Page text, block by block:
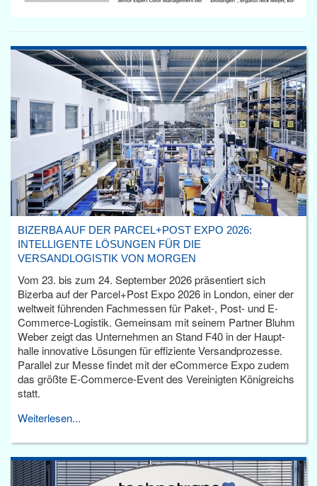
BIZERBA AUF DER PARCEL+POST EXPO 2026:
INTELLIGENTE LÖSUNGEN FÜR DIE
VERSANDLOGISTIK VON MORGEN
Vom 23. bis zum 24. September 2026 präsentiert sich
Bizerba auf der Parcel+Post Expo 2026 in London, einer der
weltweit führenden Fachmessen für Paket-, Post- und E-
Commerce-Logistik. Gemeinsam mit seinem Partner Bluhm
Weber zeigt das Unternehmen an Stand F40 in der Haupt­
halle innovative Lösungen für effiziente Versandprozesse.
Parallel zur Messe findet mit der eCommerce Expo zudem
das größte E-Commerce-Event des Vereinigten Königreichs
statt.
Weiterlesen...